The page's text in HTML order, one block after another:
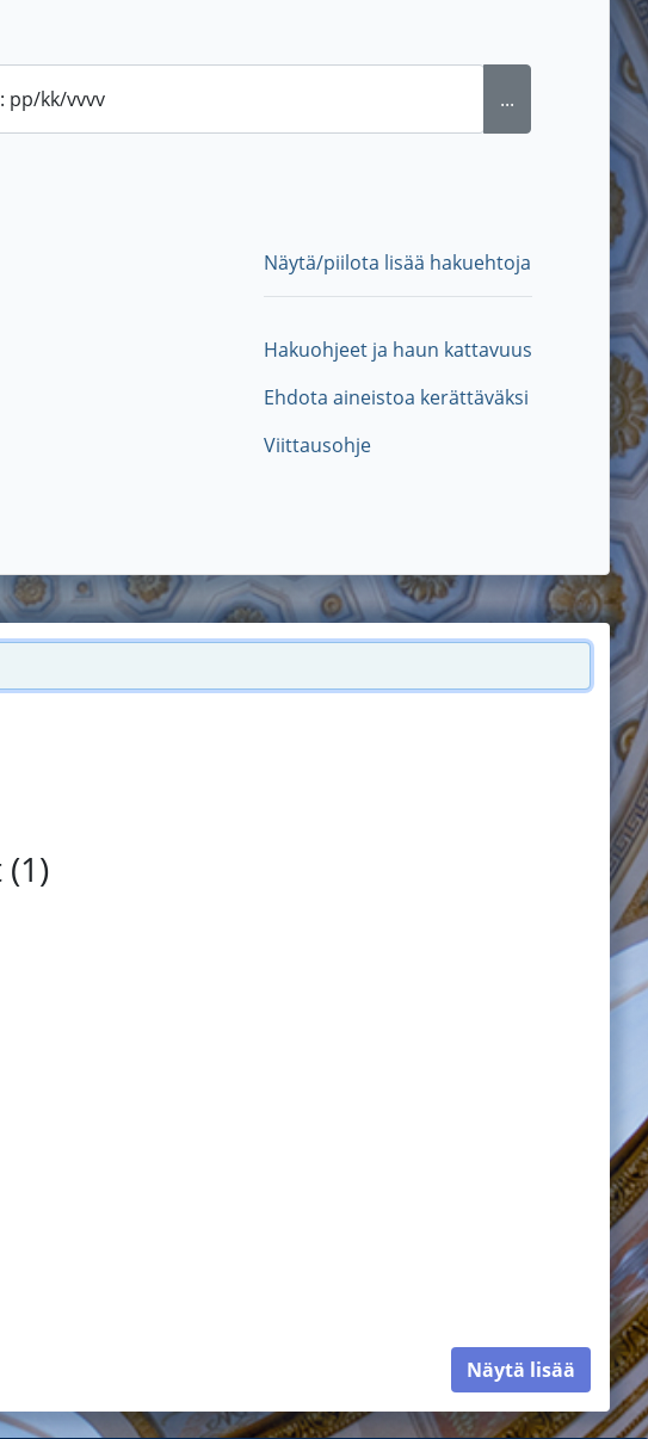
pp/kk/vvvv ...
Näytä/piilota lisää hakuehtoja
Hakuohjeet ja haun kattavuus
Ehdota aineistoa kerättäväksi
Viittausohje
Näytä lisää